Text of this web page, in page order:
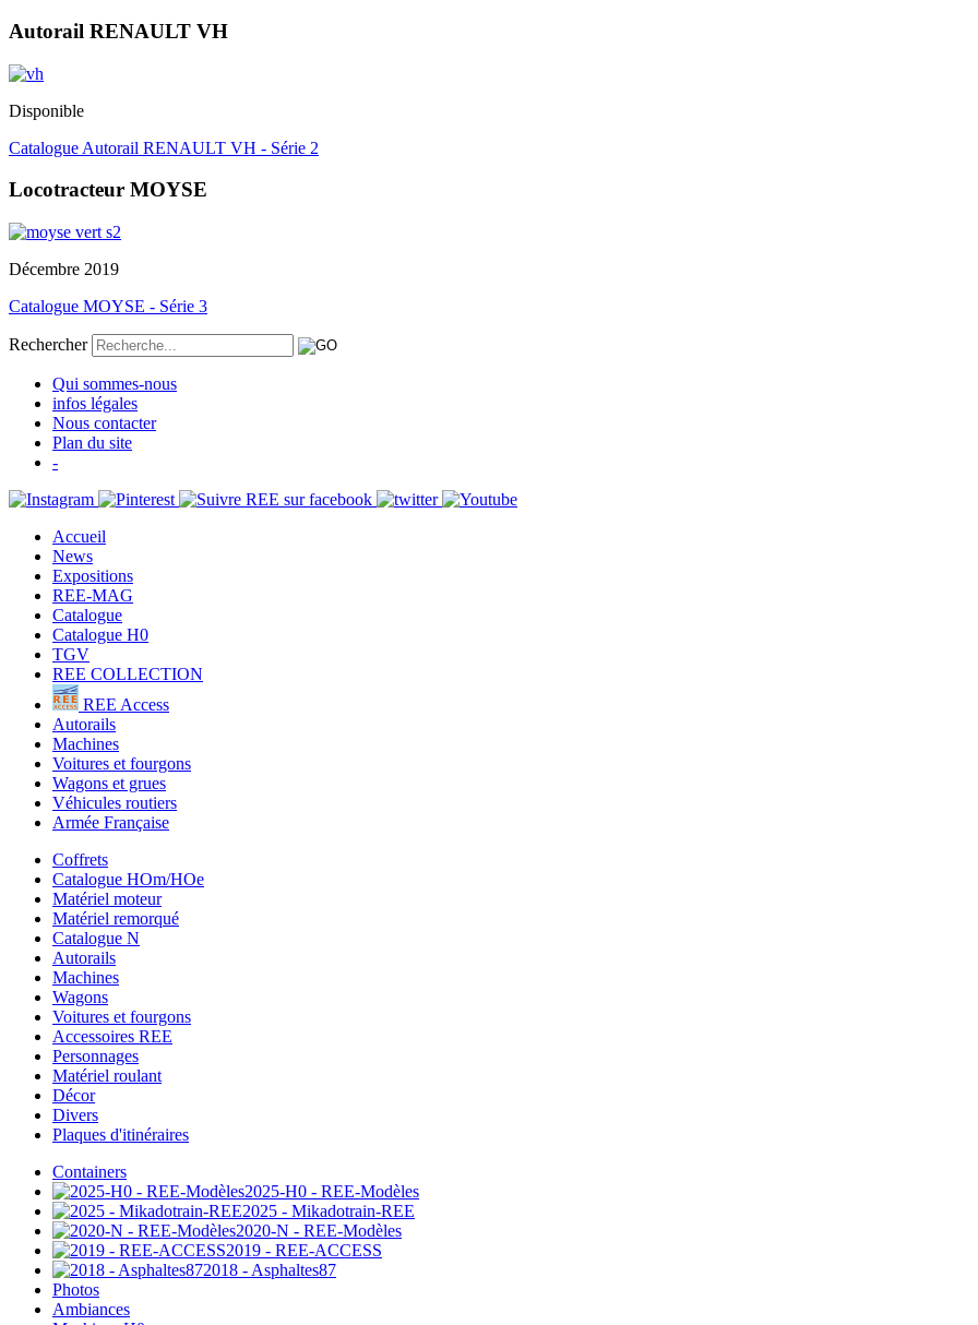
Autorail RENAULT VH
Disponible
Catalogue Autorail RENAULT VH - Série 2
Locotracteur MOYSE
Décembre 2019
Catalogue MOYSE - Série 3
Rechercher
Qui sommes-nous
infos légales
Nous contacter
Plan du site
-
Accueil
News
Expositions
REE-MAG
Catalogue
Catalogue H0
TGV
REE COLLECTION
REE Access
Autorails
Machines
Voitures et fourgons
Wagons et grues
Véhicules routiers
Armée Française
Coffrets
Catalogue HOm/HOe
Matériel moteur
Matériel remorqué
Catalogue N
Autorails
Machines
Wagons
Voitures et fourgons
Accessoires REE
Personnages
Matériel roulant
Décor
Divers
Plaques d'itinéraires
Containers
2025-H0 - REE-Modèles
2025 - Mikadotrain-REE
2020-N - REE-Modèles
2019 - REE-ACCESS
2018 - Asphaltes87
Photos
Ambiances